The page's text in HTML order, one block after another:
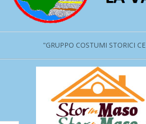
"GRUPPO COSTUMI STORICI